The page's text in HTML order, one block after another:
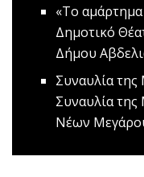
«Το
Δημοτικό
Δήμου
Συναυλία
Συναυλία
Νέων